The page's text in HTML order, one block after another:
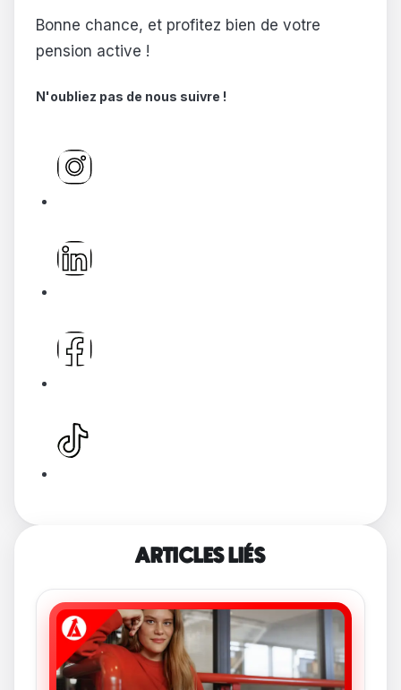
Bonne chance, et profitez bien de votre
pension active !
N'oubliez pas de nous suivre !
ARTICLES LIÉS